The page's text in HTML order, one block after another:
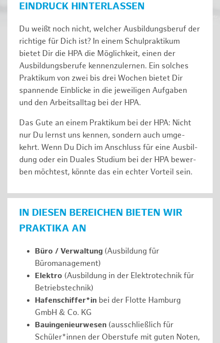
EINDRUCK HINTERLASSEN
Du weißt noch nicht, welcher Ausbildungsberuf der
richtige für Dich ist? In einem Schulpraktikum
bietet Dir die HPA die Möglichkeit, einen der
Ausbildungsberufe kennenzulernen. Ein solches
Prak­ti­kum von zwei bis drei Wochen bie­tet Dir
span­nen­de Ein­bli­cke in die jeweiligen Aufgaben
und den Ar­beits­all­tag bei der HPA.
Das Gute an einem Praktikum bei der HPA: Nicht
nur Du lernst uns ken­nen, son­dern auch um­ge­
kehrt. Wenn Du Dich im An­schluss für eine Aus­bil­
dung oder ein Duales Studium bei der HPA be­wer­
ben möch­test, könnte das ein ech­ter Vor­teil sein.
IN DIESEN BEREICHEN BIETEN WIR
PRAKTIKA AN
Büro / Verwaltung (Ausbildung für
Büromanagement)
Elektro (Ausbildung in der Elektrotechnik für
Betriebstechnik)
Hafenschiffer*in bei der Flotte Hamburg
GmbH & Co. KG
Bauingenieurwesen (ausschließlich für
Schüler*innen der Oberstufe mit guten Noten,